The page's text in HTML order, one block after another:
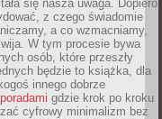
się nasza uwaga. Dopiero
z czego świadomie
a co wzmacniamy,
W tym procesie bywa
osób, które przeszły
będzie to książka, dla
innego dobrze
gdzie krok po kroku
cyfrowy minimalizm bez